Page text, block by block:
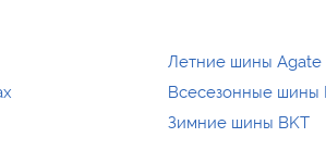
Летние шины Agate
Всесезонные шины
Зимние шины BKT